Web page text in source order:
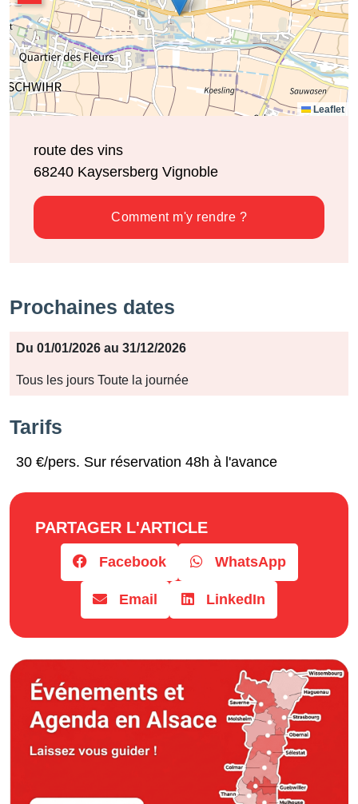
Leaflet
route des vins
68240 Kaysersberg Vignoble
Comment m'y rendre ?
Prochaines dates
Période
Jours
Du 01/01/2026 au 31/12/2026
Tous les jours Toute la journée
Tarifs
30 €/pers. Sur réservation 48h à l'avance
PARTAGER L'ARTICLE
Facebook WhatsApp
Email LinkedIn